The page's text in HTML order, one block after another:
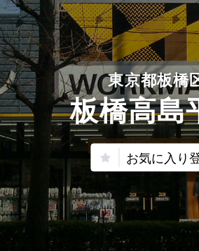
東京都板橋
板橋高島
お気に入り